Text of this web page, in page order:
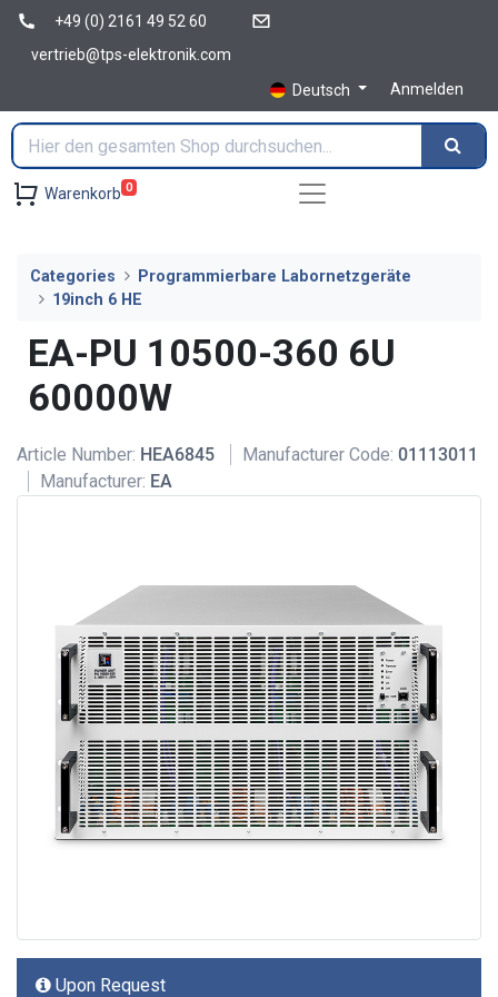
+49 (0) 2161 49 52 60
vertrieb@tps-elektronik.com
Deutsch
Anmelden
Warenkorb 0
Categories
Programmierbare Labornetzgeräte
19inch 6 HE
EA-PU 10500-360 6U
60000W
Article Number: HEA6845 Manufacturer Code: 01113011
Manufacturer: EA
Upon Request